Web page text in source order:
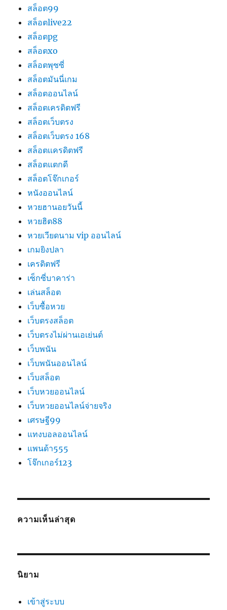
สล็อต99
สล็อตlive22
สล็อตpg
สล็อตxo
สล็อตพุซซี่
สล็อตมันนี่เกม
สล็อตออนไลน์
สล็อตเครดิตฟรี
สล็อตเว็บตรง
สล็อตเว็บตรง 168
สล็อตเเครดิตฟรี
สล็อตแตกดี
สล็อตโจ๊กเกอร์
หนังออนไลน์
หวยฮานอยวันนี้
หวยฮิต88
หวยเวียดนาม vip ออนไลน์
เกมยิงปลา
เครดิตฟรี
เซ็กซี่บาคาร่า
เล่นสล็อต
เว็บซื้อหวย
เว็บตรงสล็อต
เว็บตรงไม่ผ่านเอเย่นต์
เว็บพนัน
เว็บพนันออนไลน์
เว็บสล็อต
เว็บหวยออนไลน์
เว็บหวยออนไลน์จ่ายจริง
เศรษฐี99
แทงบอลออนไลน์
แพนด้า555
โจ๊กเกอร์123
ความเห็นล่าสุด
นิยาม
เข้าสู่ระบบ